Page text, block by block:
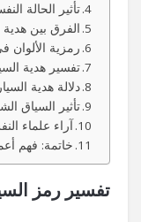
تأثير الحالة
الفرق بين
رمزية الألوان
تفسير هدية
دلالة هدية
تأثير السياق
آراء علماء
خاتمة: فهم
تفسير رمز